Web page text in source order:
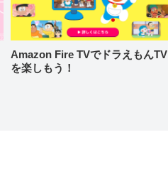
Amazon Fire TVでドラえもんTV
を楽しもう！